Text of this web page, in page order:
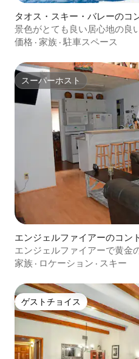
タオス・スキー・バレーのコ
景色がとても良い居心地の良
ア4まで徒歩ですぐです！
価格 · 家族 · 駐車スペース
スーパーホスト
スーパーホスト
エンジェルファイアーのコン
エンジェルファイアーで黄金
う
家族 · ロケーション · スキー
ゲストチョイス
ゲストチョイス